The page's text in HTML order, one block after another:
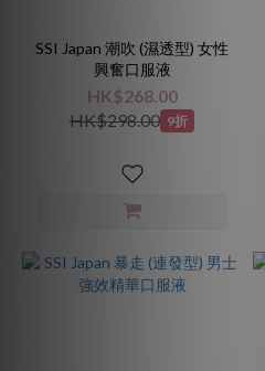
SSI Japan 潮吹 (濕透型) 女性
興奮口服液
HK$268.00
HK$298.00 9折